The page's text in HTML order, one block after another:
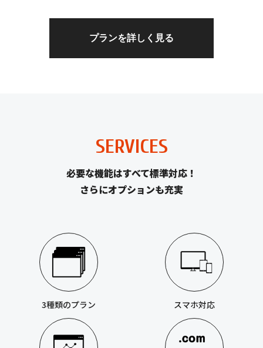
プランを詳しく見る
SERVICES
必要な機能はすべて標準対応！
さらにオプションも充実
3種類のプラン スマホ対応